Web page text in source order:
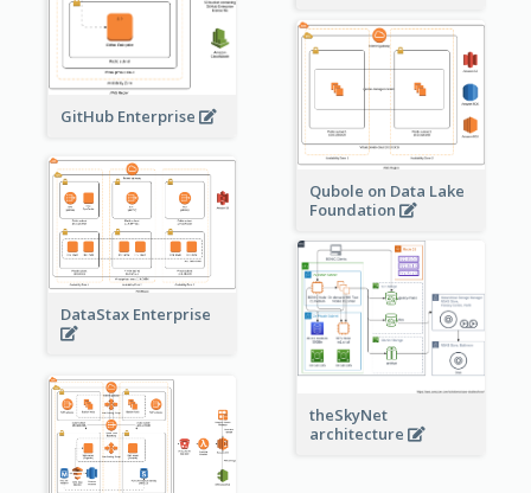
GitHub Enterprise
Qubole on Data Lake
Foundation
DataStax Enterprise
theSkyNet
architecture